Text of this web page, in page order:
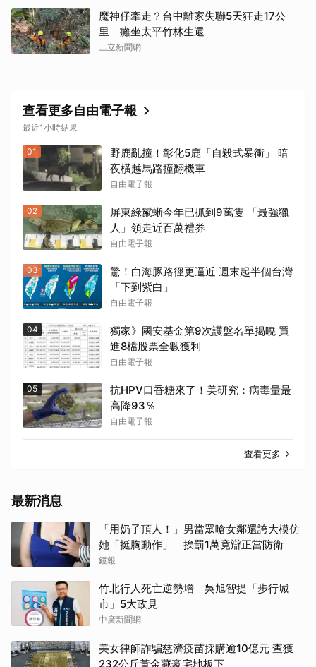
魔神仔牽走？台中離家失聯5天狂走17公
里 癱坐太平竹林生還
三立新聞網
查看更多自由電子報
最近1小時結果
01
野鹿亂撞！彰化5鹿「自殺式暴衝」 暗
夜橫越馬路撞翻機車
自由電子報
02
屏東綠鬣蜥今年已抓到9萬隻 「最強獵
人」領走近百萬禮券
自由電子報
03
驚！白海豚路徑更逼近 週末起半個台灣
「下到紫白」
自由電子報
04
獨家》國安基金第9次護盤名單揭曉 買
進8檔股票全數獲利
自由電子報
05
抗HPV口香糖來了！美研究：病毒量最
高降93％
自由電子報
查看更多
最新消息
「用奶子頂人！」男當眾嗆女鄰還誇大模仿
她「挺胸動作」 挨罰1萬竟辯正當防衛
鏡報
竹北行人死亡逆勢增 吳旭智提「步行城
市」5大政見
中廣新聞網
美女律師詐騙慈濟疫苗採購逾10億元 查獲
232公斤黃金藏豪宅地板下